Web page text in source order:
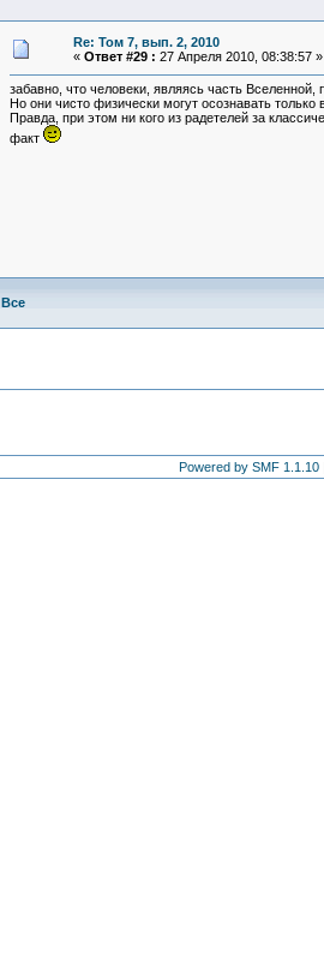
Re: Том 7, вып. 2, 2010
« Ответ #29 : 27 Апреля 2010, 08:38:57 »
забавно, что человеки, являясь часть
Но они чисто физически могут осознавать
Правда, при этом ни кого из радетелей за
факт
Все
Powered by SMF 1.1.10